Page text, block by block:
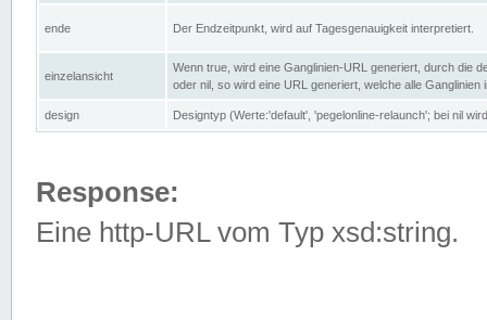
ende Der Endzeitpunkt, wird auf Tagesgenauigkeit interpretiert.
einzelansicht
Wenn true, wird eine Ganglinien-URL generiert, durch die
oder nil, so wird eine URL generiert, welche alle Ganglinien
design Designtyp (Werte:'default', 'pegelonline-relaunch'; bei nil
Response:
Eine http-URL vom Typ xsd:string.